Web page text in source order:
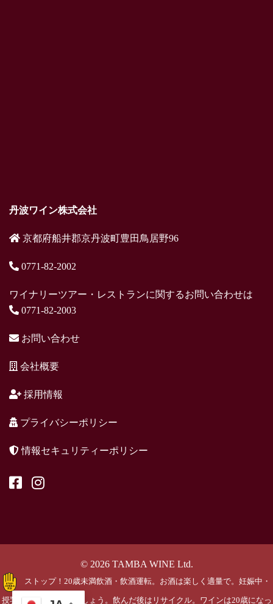
丹波ワイン株式会社
京都府船井郡京丹波町豊田鳥居野96
0771-82-2002
ワイナリーツアー・レストランに関するお問い合わせは
0771-82-2003
お問い合わせ
会社概要
採用情報
プライバシーポリシー
情報セキュリティーポリシー
© 2026 TAMBA WINE Ltd.
ストップ！20歳未満飲酒・飲酒運転。お酒は楽しく適量で。妊娠中・
授乳期の飲酒はやめましょう。飲んだ後はリサイクル。ワインは20歳になっ